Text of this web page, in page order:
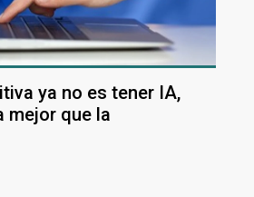
ya no es tener IA,
mejor que la